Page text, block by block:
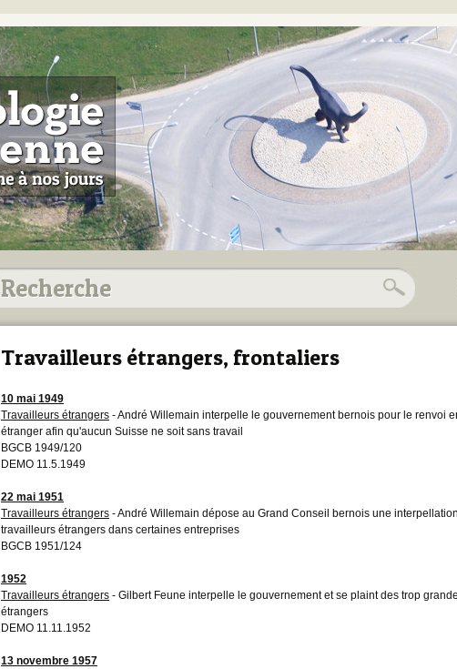
Travailleurs étrangers, frontaliers
10 mai 1949
Travailleurs étrangers - André Willemain interpelle le gouvernement bernois pour le renvoi
étranger afin qu'aucun Suisse ne soit sans travail
BGCB 1949/120
DEMO 11.5.1949
22 mai 1951
Travailleurs étrangers - André Willemain dépose au Grand Conseil bernois une
travailleurs étrangers dans certaines entreprises
BGCB 1951/124
1952
Travailleurs étrangers - Gilbert Feune interpelle le gouvernement et se plaint des trop
étrangers
DEMO 11.11.1952
13 novembre 1957